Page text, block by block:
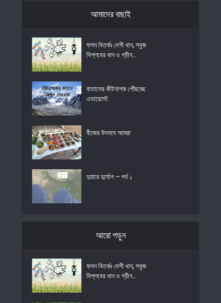
আমাদের বাছাই
ফলন বিতর্কঃ দেশী ধান, সবুজ
বিপ্লবের ধান ও গ্রীন...
বাতাসের কীটনাশক পৌঁছচ্ছে
এভারেস্টে
বীজের উৎসবে আমরা
দুয়ারে দুর্যোগ – পর্ব ১
আরো পড়ুন
ফলন বিতর্কঃ দেশী ধান, সবুজ
বিপ্লবের ধান ও গ্রীন...